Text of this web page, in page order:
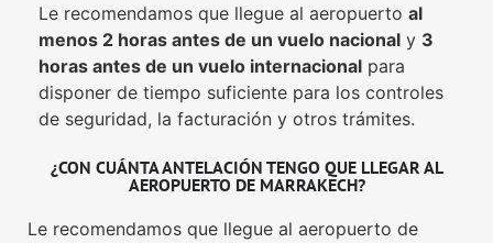
Le recomendamos que llegue al aeropuerto al
menos 2 horas antes de un vuelo nacional y 3
horas antes de un vuelo internacional para
disponer de tiempo suficiente para los controles
de seguridad, la facturación y otros trámites.
¿CON CUÁNTA ANTELACIÓN TENGO QUE LLEGAR AL
AEROPUERTO DE MARRAKECH?
Le recomendamos que llegue al aeropuerto de